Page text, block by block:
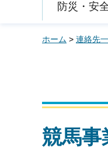
防災・安
ホーム > 連絡先
競馬事